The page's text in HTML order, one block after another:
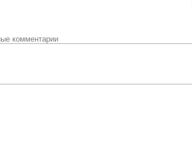
комментарии